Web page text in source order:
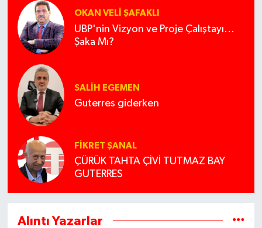
OKAN VELI ŞAFAKLI
UBP'nin Vizyon ve Proje Çalıştayı...
Şaka Mı?
SALIH EGEMEN
Guterres giderken
FIKRET ŞANAL
ÇÜRÜK TAHTA ÇİVİ TUTMAZ BAY
GUTERRES
Alıntı Yazarlar